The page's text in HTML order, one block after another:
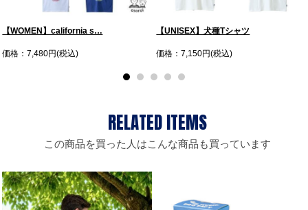
【WOMEN】california s…
価格：7,480円(税込)
【UNISEX】犬種Tシャツ
価格：7,150円(税込)
この商品を買った人はこんな商品も買っています